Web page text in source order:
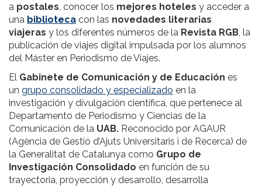
a postales , conocer los mejores hoteles y acceder a
una biblioteca con las novedades literarias
viajeras y los diferentes números de la Revista RGB , la
publicación de viajes digital impulsada por los alumnos
del Máster en Periodismo de Viajes.
El Gabinete de Comunicación y de Educación es
un grupo consolidado y especializado en la
investigación y divulgación científica, que pertenece al
Departamento de Periodismo y Ciencias de la
Comunicación de la UAB. Reconocido por AGAUR
(Agència de Gestió d’Ajuts Universitaris i de Recerca) de
la Generalitat de Catalunya como Grupo de
Investigación Consolidado en función de su
trayectoria, proyección y desarrollo, desarrolla